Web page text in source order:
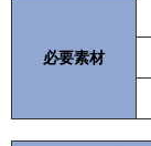
必要素材